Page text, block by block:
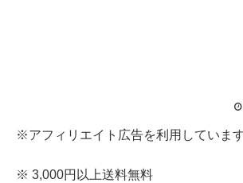
※アフィリエイト広告を利用していま
※ 3,000円以上送料無料